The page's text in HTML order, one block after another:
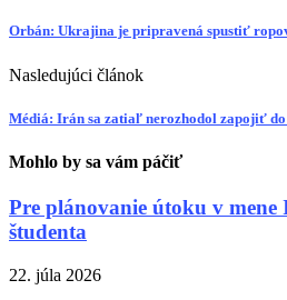
Orbán: Ukrajina je pripravená spustiť
Nasledujúci článok
Médiá: Irán sa zatiaľ nerozhodol zapojiť
Mohlo by sa vám páčiť
Pre plánovanie útoku v mene
študenta
22. júla 2026